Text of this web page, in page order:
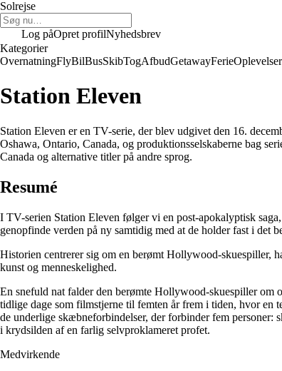
Solrejse
Log påOpret profilNyhedsbrev
Kategorier
OvernatningFlyBilBusSkibTogAfbudGetawayFerieOplevelser
Station Eleven
Station Eleven er en TV-serie, der blev udgivet den 16.
Oshawa, Ontario, Canada, og produktionsselskaberne bag
Canada og alternative titler på andre sprog.
Resumé
I TV-serien Station Eleven følger vi en post-apokalyptisk
genopfinde verden på ny samtidig med at de holder fast i det
Historien centrerer sig om en berømt Hollywood-skuespiller,
kunst og menneskelighed.
En snefuld nat falder den berømte Hollywood-skuespiller om
tidlige dage som filmstjerne til femten år frem i tiden, hvor en
de underlige skæbneforbindelser, der forbinder fem personer:
i krydsilden af en farlig selvproklameret profet.
Medvirkende